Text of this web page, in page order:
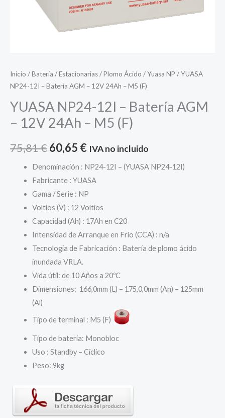
Inicio /Batería /Estacionarias/Plomo Ácido /Yuasa NP / YUASA
NP24-12I – Batería AGM – 12V 24Ah – M5 (F)
YUASA NP24-12I – Batería AGM
– 12V 24Ah – M5 (F)
75,81€El
precio
original
era:
75,81 €.
60,65 €El
precio
actual
es:
60,65 €.
IVA no incluido
Denominación : NP24-12I – (YUASA NP24-12I)
Fabricante : YUASA
Gama / Serie : NP
Voltios (V) : 12 Voltios
Capacidad (Ah) : 17Ah en C20
Intensidad de Arranque en Frío (CCA) : n/a
Tecnología de Fabricación : Batería de plomo ácido
inundada VRLA.
Vida útil: de 10 Años a 20ºC
Dimensiones: 166,0mm (L) – 175,0,0mm (An) – 125mm
(Al)
Tipo de terminal : M5 (F)
Tipo de batería: Monobloc
Uso : Standby – Cíclico
Peso: 9kg